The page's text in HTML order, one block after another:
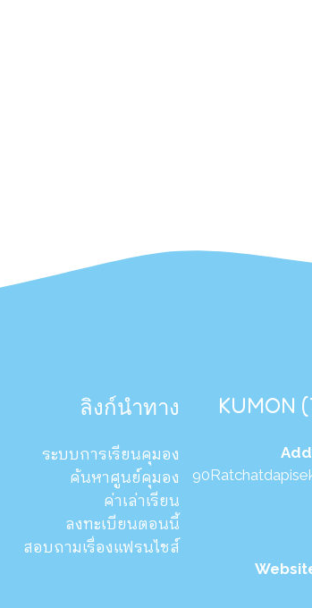
ลิงก์นำทาง
ระบบการเรียนคุมอง
ค้นหาศูนย์คุมอง
ค่าเล่าเรียน
ลงทะเบียนตอนนี้
สอบถามเรื่องแฟรนไชส์
KUMON